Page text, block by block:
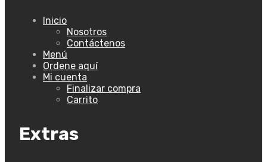
Inicio
Nosotros
Contáctenos
Menú
Ordene aquí
Mi cuenta
Finalizar compra
Carrito
Extras